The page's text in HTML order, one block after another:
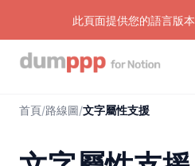
此頁面提供您的語言版本
首頁/路線圖/文字屬性支援